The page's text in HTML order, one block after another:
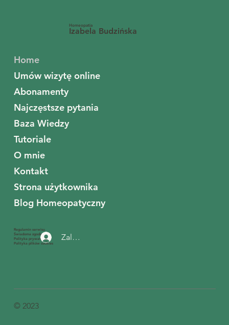
Homeopatia
Izabela Budzińska
Home
Umów wizytę online
Abonamenty
Najczęstsze pytania
Baza Wiedzy
Tutoriale
O mnie
Kontakt
Strona użytkownika
Blog Homeopatyczny
Regulamin serwisu
Świadoma zgoda
Polityka prywatności
Polityka plików cookies
Zaloguj się
© 2023